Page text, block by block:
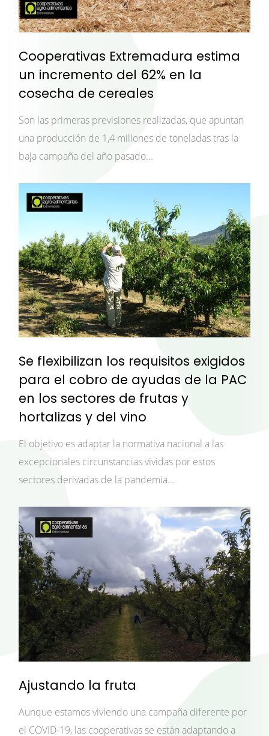
Cooperativas Extremadura estima
un incremento del 62% en la
cosecha de cereales
Son las primeras previsiones realizadas, que apuntan
una producción de 1,4 millones de toneladas tras la
baja campaña del año pasado...
Se flexibilizan los requisitos exigidos
para el cobro de ayudas de la PAC
en los sectores de frutas y
hortalizas y del vino
El objetivo es adaptar la normativa nacional a las
excepcionales circunstancias vividas por estos
sectores derivadas de la pandemia...
Ajustando la fruta
Aunque estamos viviendo una campaña diferente por
el COVID-19, las cooperativas se están adaptando a